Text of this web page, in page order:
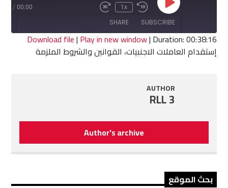
Play
Episode
Rewind
10
Seconds
1x
Fast
seconds
00:00
/
SUBSCRIBE
SHARE
SHARE
Download file| Play in new window| Duration: 00:38:16
إستقدام العاملات الاجنبيات، القوانين والشروط الملزمة
AUTHOR
RLL 3
Author's archive
بحث الموقع